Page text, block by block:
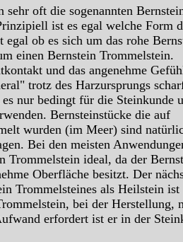
sehr oft die sogenannten
ist es egal welche Form
ob es sich um das rohe
einen Bernstein Trommelstein.
und das angenehme
trotz des Harzursprungs
nur bedingt für die Steinkunde
Bernsteinstücke die auf
wurden (im Meer) sind
Bei den meisten
Trommelstein ideal, da der
Oberfläche besitzt. Der
Trommelsteines als Heilstein ist
bei der Herstellung,
erfordert ist er in der